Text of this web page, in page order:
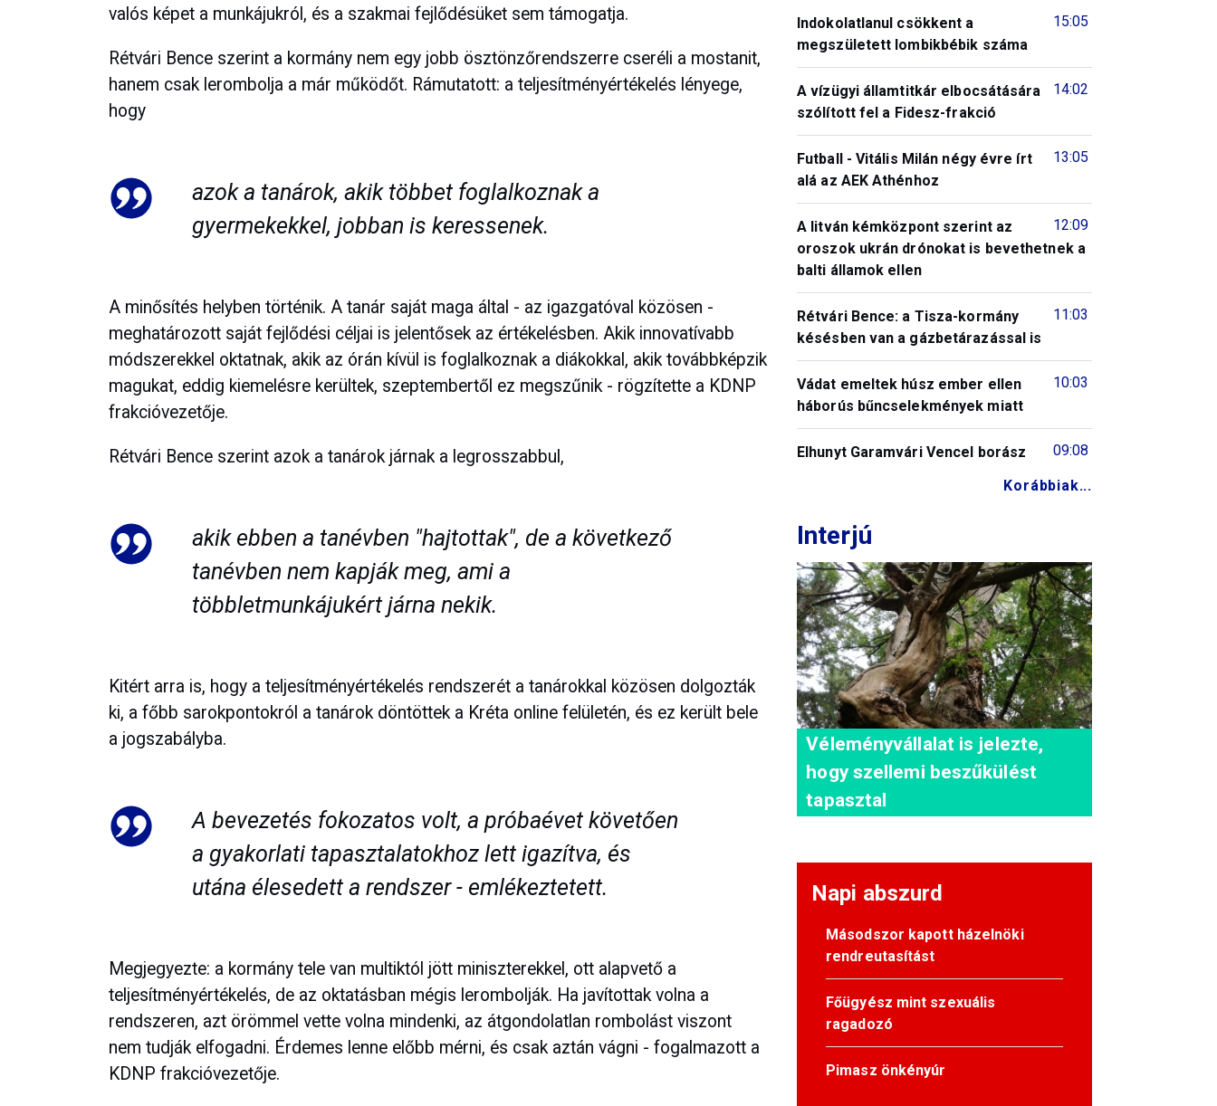
valós képet a munkájukról, és a szakmai fejlődésüket sem támogatja.
Rétvári Bence szerint a kormány nem egy jobb ösztönzőrendszerre cseréli a mostanit,
hanem csak lerombolja a már működőt. Rámutatott: a teljesítményértékelés lényege,
hogy
azok a tanárok, akik többet foglalkoznak a
gyermekekkel, jobban is keressenek.
A minősítés helyben történik. A tanár saját maga által - az igazgatóval közösen -
meghatározott saját fejlődési céljai is jelentősek az értékelésben. Akik innovatívabb
módszerekkel oktatnak, akik az órán kívül is foglalkoznak a diákokkal, akik továbbképzik
magukat, eddig kiemelésre kerültek, szeptembertől ez megszűnik - rögzítette a KDNP
frakcióvezetője.
Rétvári Bence szerint azok a tanárok járnak a legrosszabbul,
akik ebben a tanévben "hajtottak", de a következő
tanévben nem kapják meg, ami a
többletmunkájukért járna nekik.
Kitért arra is, hogy a teljesítményértékelés rendszerét a tanárokkal közösen dolgozták
ki, a főbb sarokpontokról a tanárok döntöttek a Kréta online felületén, és ez került bele
a jogszabályba.
A bevezetés fokozatos volt, a próbaévet követően
a gyakorlati tapasztalatokhoz lett igazítva, és
utána élesedett a rendszer - emlékeztetett.
Megjegyezte: a kormány tele van multiktól jött miniszterekkel, ott alapvető a
teljesítményértékelés, de az oktatásban mégis lerombolják. Ha javítottak volna a
rendszeren, azt örömmel vette volna mindenki, az átgondolatlan rombolást viszont
nem tudják elfogadni. Érdemes lenne előbb mérni, és csak aztán vágni - fogalmazott a
KDNP frakcióvezetője.
15:05
Indokolatlanul csökkent a
megszületett lombikbébik száma
14:02
A vízügyi államtitkár elbocsátására
szólított fel a Fidesz-frakció
13:05
Futball - Vitális Milán négy évre írt
alá az AEK Athénhoz
12:09
A litván kémközpont szerint az
oroszok ukrán drónokat is bevethetnek a
balti államok ellen
11:03
Rétvári Bence: a Tisza-kormány
késésben van a gázbetárazással is
10:03
Vádat emeltek húsz ember ellen
háborús bűncselekmények miatt
09:08
Elhunyt Garamvári Vencel borász
Korábbiak...
Interjú
Véleményvállalat is jelezte,
hogy szellemi beszűkülést
tapasztal
Napi abszurd
Másodszor kapott házelnöki
rendreutasítást
Főügyész mint szexuális
ragadozó
Pimasz önkényúr